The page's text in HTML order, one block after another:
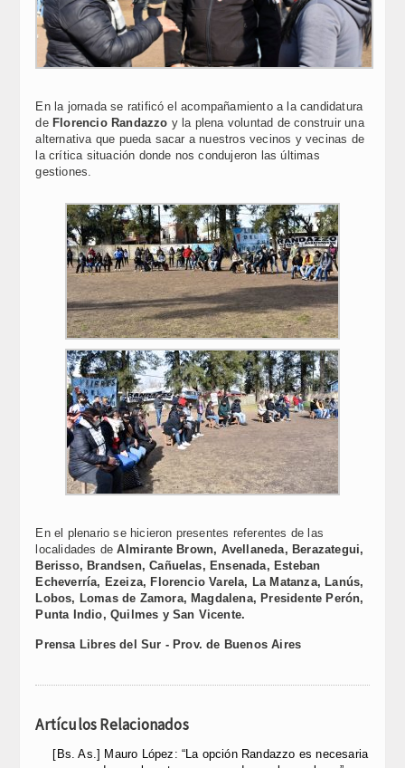
En la jornada se ratificó el acompañamiento a la candidatura
de Florencio Randazzo y la plena voluntad de construir una
alternativa que pueda sacar a nuestros vecinos y vecinas de
la crítica situación donde nos condujeron las últimas
gestiones.
En el plenario se hicieron presentes referentes de las
localidades deAlmirante Brown, Avellaneda, Berazategui,
Berisso, Brandsen, Cañuelas, Ensenada, Esteban
Echeverría, Ezeiza, Florencio Varela, La Matanza, Lanús,
Lobos, Lomas de Zamora, Magdalena, Presidente Perón,
Punta Indio, Quilmes y San Vicente.
Prensa Libres del Sur - Prov. de Buenos Aires
Artículos Relacionados
[Bs. As.] Mauro López: “La opción Randazzo es necesaria